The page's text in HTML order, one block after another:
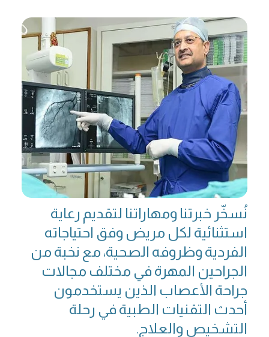
نُسخّر خبرتنا ومهاراتنا لتقديم رعاية
استثنائية لكل مريض وفق احتياجاته
الفردية وظروفه الصحية، مع نخبة من
الجراحين المهرة في مختلف مجالات
جراحة الأعصاب الذين يستخدمون
أحدث التقنيات الطبية في رحلة
التشخيص والعلاج.